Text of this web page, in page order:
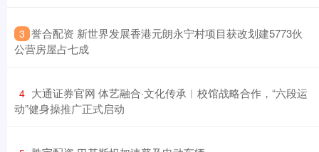
3 ​誉合配资 新世界发展香港元朗永宁村项目获改划建5773伙
公营房屋占七成
4 ​大通证券官网 体艺融合·文化传承︱校馆战略合作，“六段运
动”健身操推广正式启动